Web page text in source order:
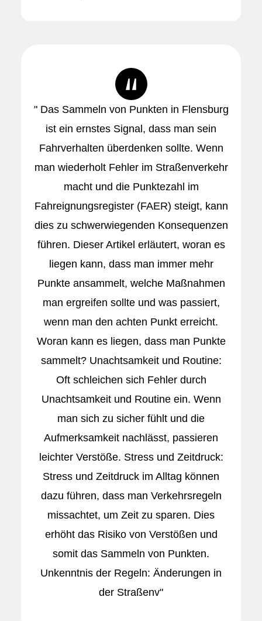
" Das Sammeln von Punkten in Flensburg
ist ein ernstes Signal, dass man sein
Fahrverhalten überdenken sollte. Wenn
man wiederholt Fehler im Straßenverkehr
macht und die Punktezahl im
Fahreignungsregister (FAER) steigt, kann
dies zu schwerwiegenden Konsequenzen
führen. Dieser Artikel erläutert, woran es
liegen kann, dass man immer mehr
Punkte ansammelt, welche Maßnahmen
man ergreifen sollte und was passiert,
wenn man den achten Punkt erreicht.
Woran kann es liegen, dass man Punkte
sammelt? Unachtsamkeit und Routine:
Oft schleichen sich Fehler durch
Unachtsamkeit und Routine ein. Wenn
man sich zu sicher fühlt und die
Aufmerksamkeit nachlässt, passieren
leichter Verstöße. Stress und Zeitdruck:
Stress und Zeitdruck im Alltag können
dazu führen, dass man Verkehrsregeln
missachtet, um Zeit zu sparen. Dies
erhöht das Risiko von Verstößen und
somit das Sammeln von Punkten.
Unkenntnis der Regeln: Änderungen in
der Straßenv"